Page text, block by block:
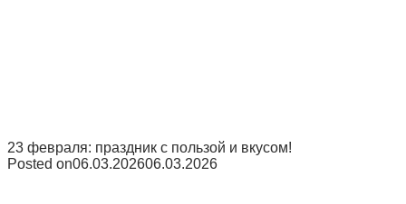
23 февраля: праздник с пользой и вкусом!
Posted on06.03.202606.03.2026